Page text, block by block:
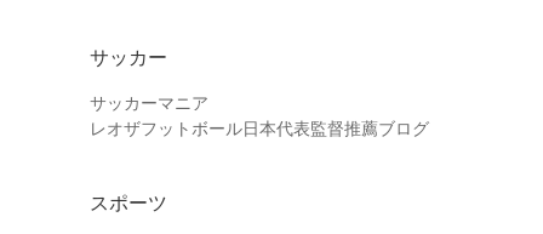
サッカー
サッカーマニア
レオザフットボール日本代表監督推薦ブログ
スポーツ